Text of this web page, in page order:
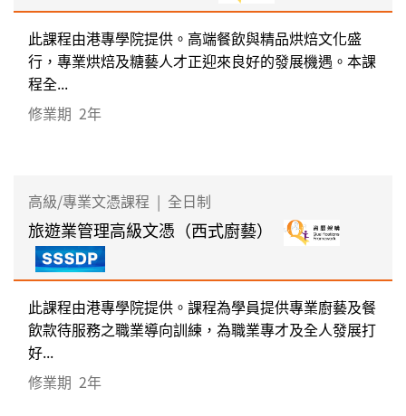
此課程由港專學院提供。高端餐飲與精品烘焙文化盛
行，專業烘焙及糖藝人才正迎來良好的發展機遇。本課
程全...
修業期 2年
高級/專業文憑課程 | 全日制
旅遊業管理高級文憑（西式廚藝）
此課程由港專學院提供。課程為學員提供專業廚藝及餐
飲款待服務之職業導向訓練，為職業專才及全人發展打
好...
修業期 2年